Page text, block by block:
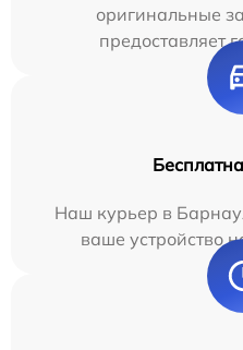
оригинальные
предоставляет
Наш курьер в
ваше устройство